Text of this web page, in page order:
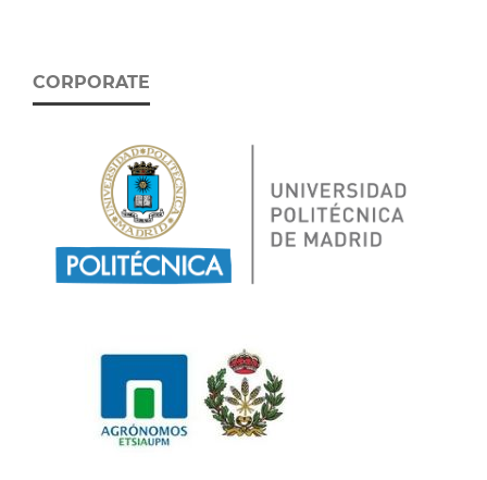
CORPORATE